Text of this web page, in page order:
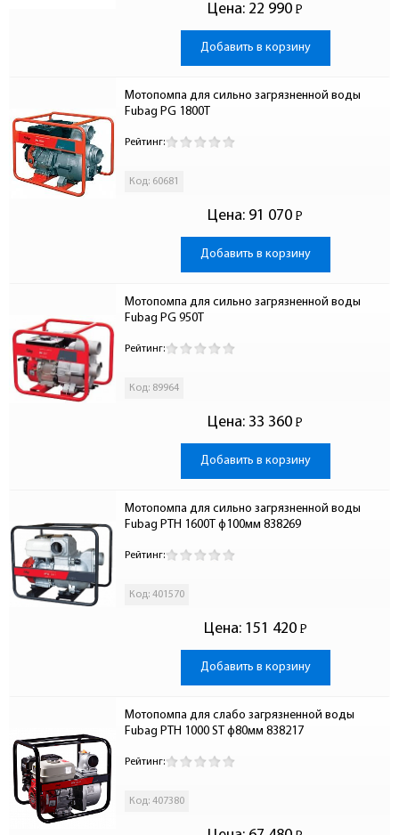
Цена: 22 990 Р
-
Добавить в корзину
Мотопомпа для сильно загрязненной воды
Fubag PG 1800T
Рейтинг:
Код: 60681
Цена: 91 070 Р
-
Добавить в корзину
Мотопомпа для сильно загрязненной воды
Fubag PG 950T
Рейтинг:
Код: 89964
Цена: 33 360 Р
-
Добавить в корзину
Мотопомпа для сильно загрязненной воды
Fubag PTH 1600T ф100мм 838269
Рейтинг:
Код: 401570
Цена: 151 420 Р
-
Добавить в корзину
Мотопомпа для слабо загрязненной воды
Fubag PTH 1000 ST ф80мм 838217
Рейтинг:
Код: 407380